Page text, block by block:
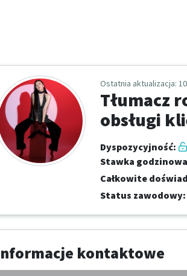
Ostatnia aktualizacja:
Tłumacz
obsługi
Dyspozycyjność:
Stawka godzinowa
Całkowite
Status zawodowy:
kontaktowe